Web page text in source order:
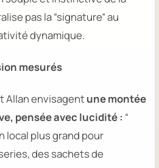
pas la “signature” au
dynamique.
mesurés
Allan envisagent une montée
pensée avec lucidité : “
local plus grand pour
des sachets de